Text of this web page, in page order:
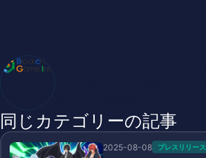
同じカテゴリーの記事
2025-08-08 プレスリリース